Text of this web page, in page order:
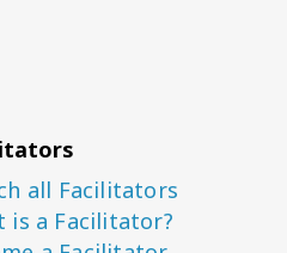
all Facilitators
is a Facilitator?